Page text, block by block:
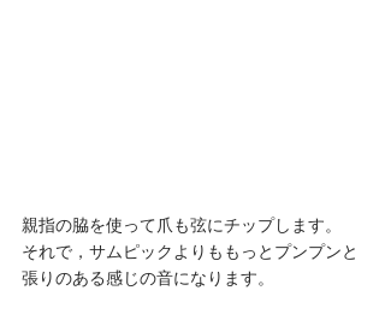
親指の脇を使って爪も弦にチップします。
それで，サムピックよりももっとプンプンと
張りのある感じの音になります。